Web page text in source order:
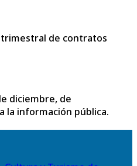
de contratos
diciembre, de
la información pública.